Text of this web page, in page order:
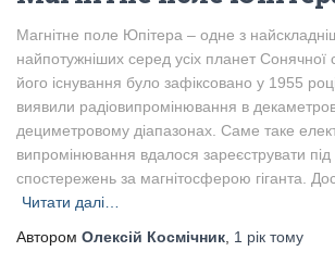
Магнітне поле Юпітера – одне з
найпотужніших серед усіх планет
його існування було зафіксовано у 1955
виявили радіовипромінювання в
дециметровому діапазонах. Саме таке
випромінювання вдалося зареєструвати
спостережень за магнітосферою гіганта.
Читати далі…
Автором Олексій Космічник, 1 рік тому